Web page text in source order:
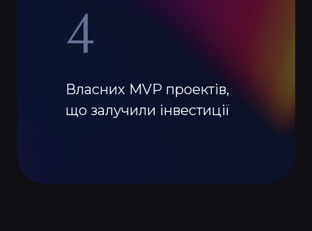
4
Власних MVP проектів,
що залучили інвестиції